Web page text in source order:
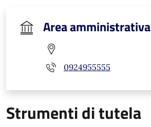
Area amministrativa
0924955555
Strumenti di tutela